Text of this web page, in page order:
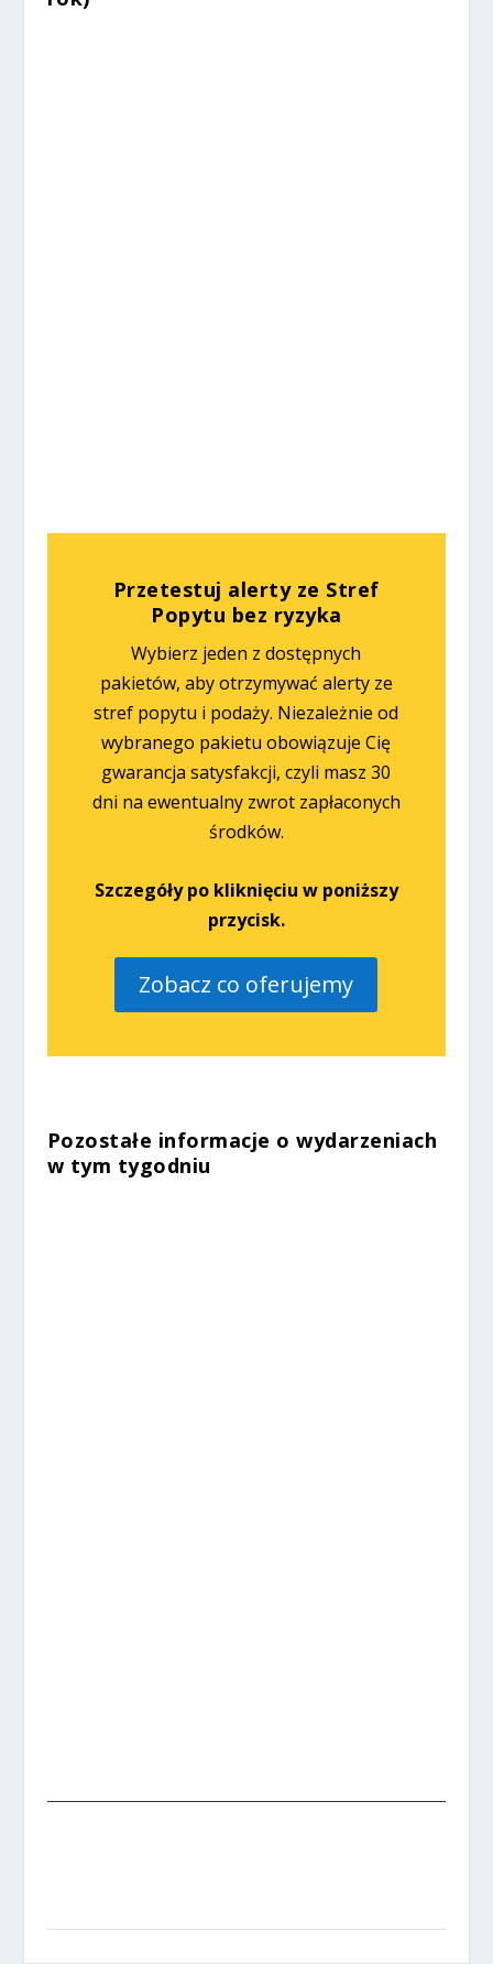
Przetestuj alerty ze Stref
Popytu bez ryzyka
Wybierz jeden z dostępnych
pakietów, aby otrzymywać alerty ze
stref popytu i podaży. Niezależnie od
wybranego pakietu obowiązuje Cię
gwarancja satysfakcji, czyli masz 30
dni na ewentualny zwrot zapłaconych
środków.
Szczegóły po kliknięciu w poniższy
przycisk.
Zobacz co oferujemy
Pozostałe informacje o wydarzeniach
w tym tygodniu